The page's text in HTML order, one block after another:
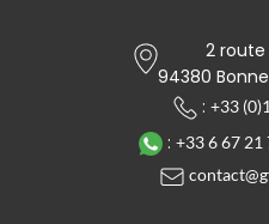
2
94380
: +33
: +33 6 67 21